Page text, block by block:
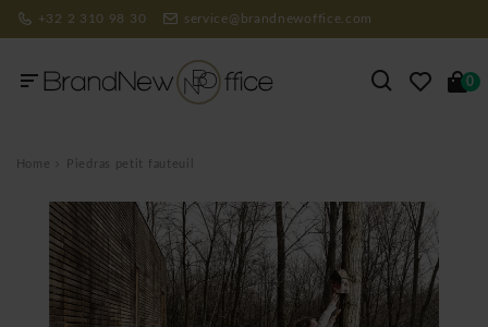
+32 2 310 98 30 service@brandnewoffice.com
0
Home Piedras petit fauteuil